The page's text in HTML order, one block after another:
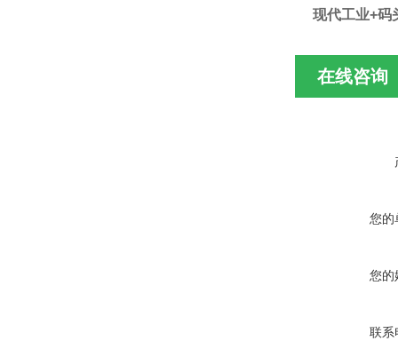
现代工业+码
在线咨询
您的
您的
联系